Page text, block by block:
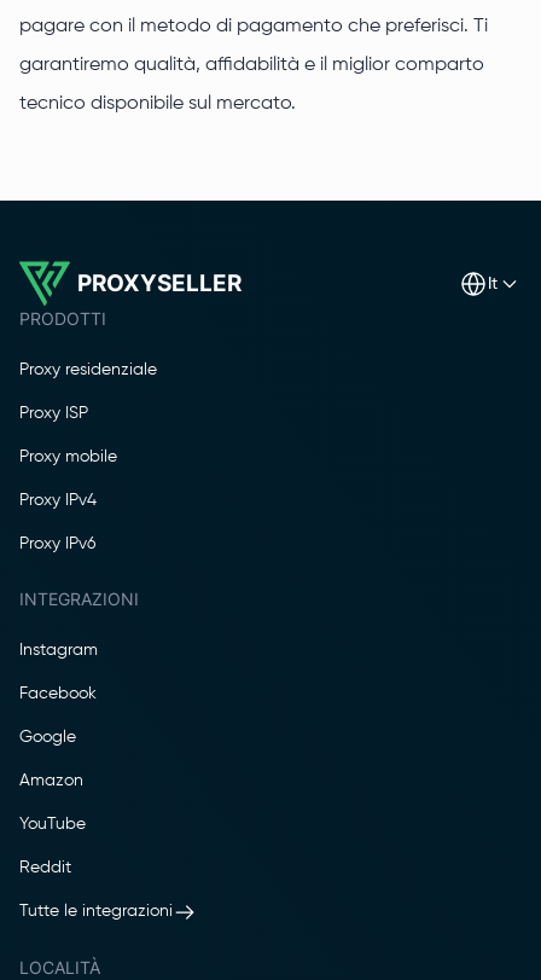
pagare con il metodo di pagamento che preferisci. Ti
garantiremo qualità, affidabilità e il miglior comparto
tecnico disponibile sul mercato.
PROXYSELLER it
PRODOTTI
Proxy residenziale
Proxy ISP
Proxy mobile
Proxy IPv4
Proxy IPv6
INTEGRAZIONI
Instagram
Facebook
Google
Amazon
YouTube
Reddit
Tutte le integrazioni
LOCALITÀ